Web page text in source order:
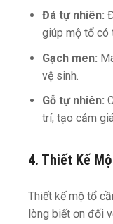
Đá tự nhiên:
giúp mộ tổ có
Gạch men:
vệ sinh.
Gỗ tự nhiên:
trí, tạo cảm
4. Thiết Kế
Thiết kế mộ tổ
lòng biết ơn đối